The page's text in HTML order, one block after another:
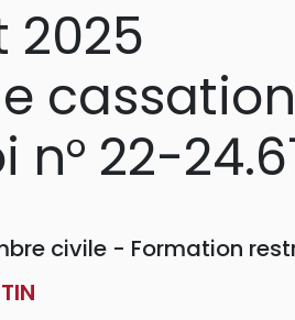
2025
cassation
n° 22-
civile - Formation